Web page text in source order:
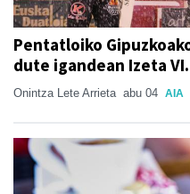
Pentatloiko
dute igandean Izeta
Onintza Lete Arrieta abu 04 AIA